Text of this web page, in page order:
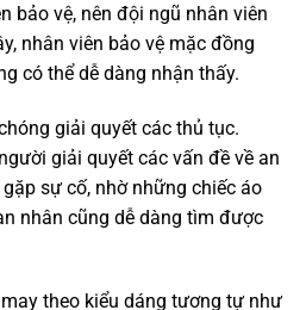
bảo vệ, nên đội ngũ nhân viên
nhân viên bảo vệ mặc đồng
có thể dễ dàng nhận thấy.
giải quyết các thủ tục.
giải quyết các vấn đề về an
sự cố, nhờ những chiếc áo
nhân cũng dễ dàng tìm được
theo kiểu dáng tương tự như